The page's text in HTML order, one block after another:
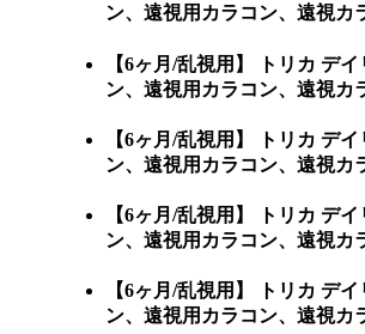
ン、遠視用カラコン、遠視カ
【6ヶ月/乱視用】 トリカ デ
ン、遠視用カラコン、遠視カ
【6ヶ月/乱視用】 トリカ デ
ン、遠視用カラコン、遠視カ
【6ヶ月/乱視用】 トリカ デ
ン、遠視用カラコン、遠視カ
【6ヶ月/乱視用】 トリカ デ
ン、遠視用カラコン、遠視カ